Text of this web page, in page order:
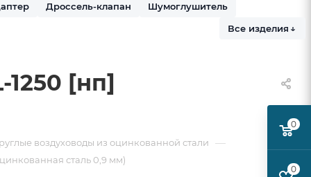
Дроссель-клапан
Шумоглушитель
Все изделия ↓
[нп]
воздуховоды из оцинкованной стали —
сталь 0,9 мм)
0
0